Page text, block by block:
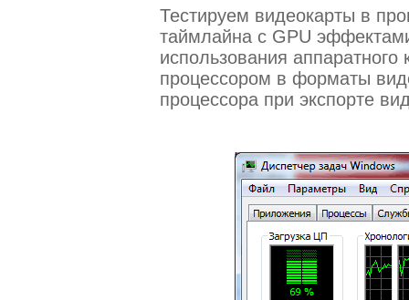
Тестируем видеокарты в
таймлайна с GPU
использования
процессором в форматы
процессора при экспорте